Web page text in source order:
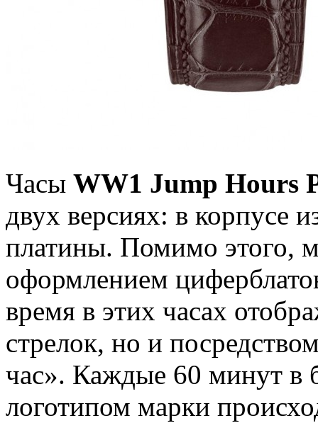
Часы WW1 Jump Hours
двух версиях: в корпусе
платины. Помимо этого,
оформлением
время в этих часах
стрелок, но и
час». Каждые 60 минут в
логотипом марки